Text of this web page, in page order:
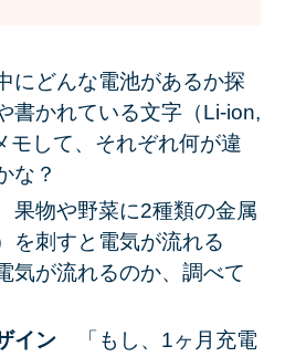
にどんな電池があるか探
書かれている文字（Li-ion,
モして、それぞれ何が違
な？
果物や野菜に2種類の金属
を刺すと電気が流れる
気が流れるのか、調べて
イン
「もし、1ヶ月充電